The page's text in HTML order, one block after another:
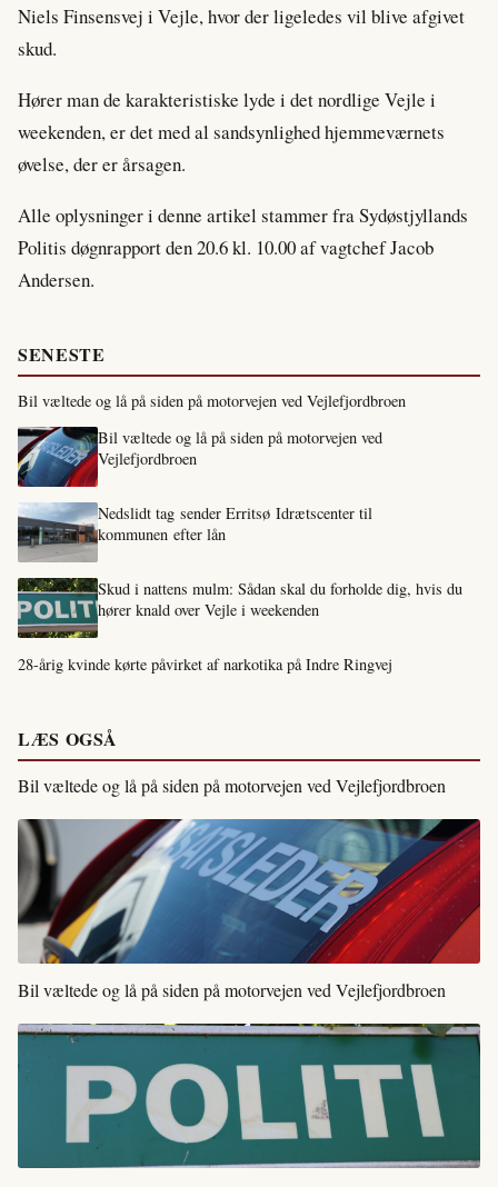
Niels Finsensvej i Vejle, hvor der ligeledes vil blive afgivet
skud.
Hører man de karakteristiske lyde i det nordlige Vejle i
weekenden, er det med al sandsynlighed hjemmeværnets
øvelse, der er årsagen.
Alle oplysninger i denne artikel stammer fra Sydøstjyllands
Politis døgnrapport den 20.6 kl. 10.00 af vagtchef Jacob
Andersen.
SENESTE
Bil væltede og lå på siden på motorvejen ved Vejlefjordbroen
Bil væltede og lå på siden på motorvejen ved
Vejlefjordbroen
Nedslidt tag sender Erritsø Idrætscenter til
kommunen efter lån
Skud i nattens mulm: Sådan skal du forholde dig, hvis du
hører knald over Vejle i weekenden
28-årig kvinde kørte påvirket af narkotika på Indre Ringvej
LÆS OGSÅ
Bil væltede og lå på siden på motorvejen ved Vejlefjordbroen
Bil væltede og lå på siden på motorvejen ved Vejlefjordbroen